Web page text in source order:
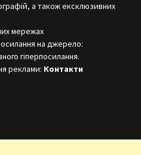
а також ексклюзивних
мережах
на джерело:
гіперпосилання.
реклами: Контакти